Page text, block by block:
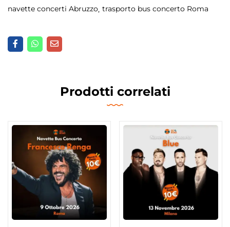
navette concerti Abruzzo trasporto bus concerto Roma
Prodotti correlati